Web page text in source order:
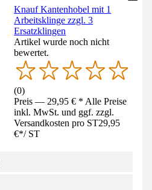
Knauf Kantenhobel mit 1
Arbeitsklinge zzgl. 3
Ersatzklingen
Artikel wurde noch nicht
bewertet.
(0)
Preis — 29,95 € * Alle Preise
inkl. MwSt. und ggf. zzgl.
Versandkosten pro ST29,95
€*/ ST